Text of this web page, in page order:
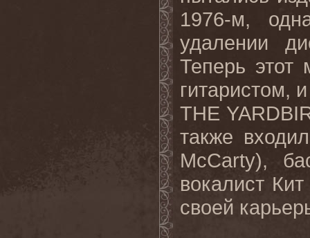
1976-м,
удалении
Теперь
гитаристом,
THE
также
McCarty),
вокалист
своей